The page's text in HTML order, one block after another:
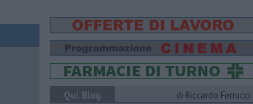
Qui Blog
di Riccardo Ferrucci